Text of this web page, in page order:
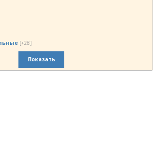
[+28]
Показать